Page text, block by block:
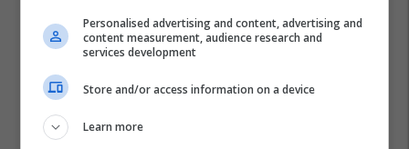
Personalised advertising and content, advertising and
content measurement, audience research and
services development
Store and/or access information on a device
Learn more